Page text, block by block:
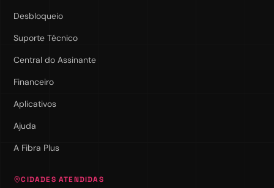
Desbloqueio
Suporte Técnico
Central do Assinante
Financeiro
Aplicativos
Ajuda
A Fibra Plus
CIDADES ATENDIDAS